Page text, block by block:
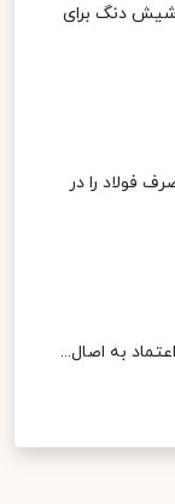
دنگ برای
فولاد را در
به اصال...